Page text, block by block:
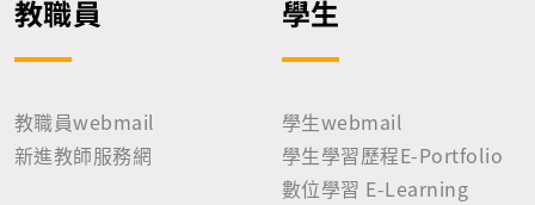
教職員
教職員webmail
新進教師服務網
學生
學生webmail
學生學習歷程E-Portfolio
數位學習 E-Learning